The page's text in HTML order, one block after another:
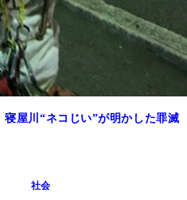
屋川“ネコじい”が明かした罪滅
社会